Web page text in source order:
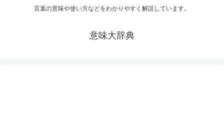
言葉の意味や使い方などをわかりやすく解説しています。
意味大辞典